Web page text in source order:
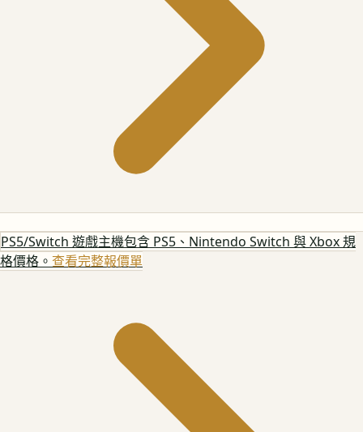
PS5/Switch 遊戲主機包含 PS5、Nintendo Switch 與 Xbox 規
格價格。 查看完整報價單